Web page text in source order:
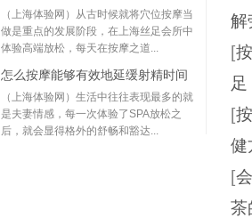
（上海体验网）从古时候就将穴位按摩当
做是重点的发展阶段，在上海丝足会所中
体验高端放松，每天在按摩之道...
怎么按摩能够有效地延缓射精时间
（上海体验网）生活中往往表现最多的就
是夫妻情感，每一次体验了SPA放松之
后，就会显得格外的舒畅和豁达...
解
[
[
健
[
茶